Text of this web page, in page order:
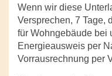
Wenn wir diese
Versprechen, 7 Tage,
für Wohngebäude bei
Energieausweis per
Vorrausrechnung per